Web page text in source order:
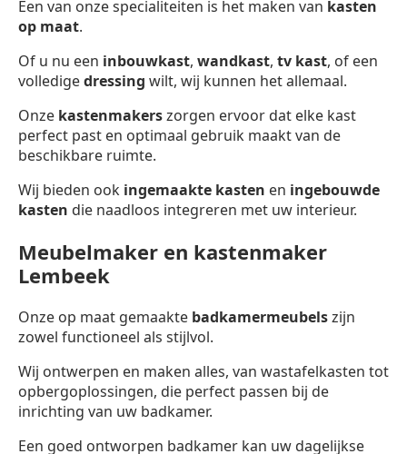
Een van onze specialiteiten is het maken van kasten
op maat.
Of u nu een inbouwkast, wandkast, tv kast, of een
volledigedressing wilt, wij kunnen het allemaal.
Onze kastenmakerszorgen ervoor dat elke kast
perfect past en optimaal gebruik maakt van de
beschikbare ruimte.
Wij bieden ook ingemaakte kasten en ingebouwde
kasten die naadloos integreren met uw interieur.
Meubelmaker en kastenmaker
Lembeek
Onze op maat gemaakte badkamermeubelszijn
zowel functioneel als stijlvol.
Wij ontwerpen en maken alles, van wastafelkasten tot
opbergoplossingen, die perfect passen bij de
inrichting van uw badkamer.
Een goed ontworpen badkamer kan uw dagelijkse